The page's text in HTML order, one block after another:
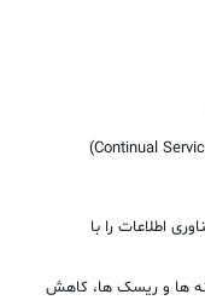
اطلاعات را با
ها و ریسک ها، کاهش